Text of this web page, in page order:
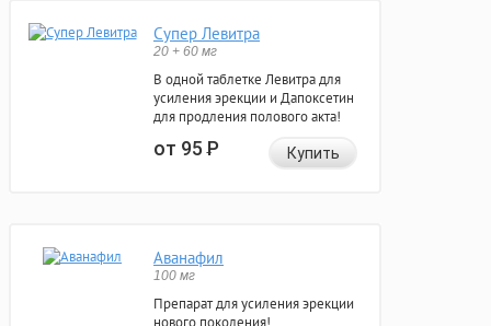
Супер Левитра
20 + 60 мг
В одной таблетке Левитра для
усиления эрекции и Дапоксетин
для продления полового акта!
от 95Р Купить
Аванафил
100 мг
Препарат для усиления эрекции